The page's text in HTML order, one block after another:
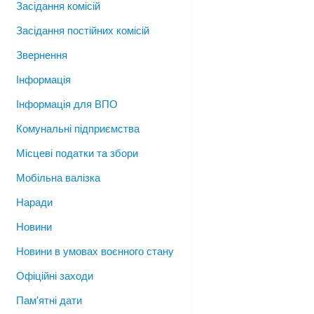
Засідання комісій
Засідання постійних комісій
Звернення
Інформація
Інформація для ВПО
Комунальні підприємства
Місцеві податки та збори
Мобільна валізка
Наради
Новини
Новини в умовах воєнного стану
Офіційні заходи
Пам'ятні дати